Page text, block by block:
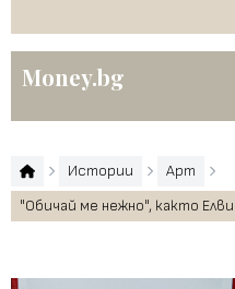
Money.bg
Истории
Арт
"Обичай ме нежно", както